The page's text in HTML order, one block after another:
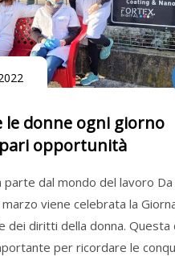
le donne ogni giorno
opportunità
parte dal mondo del lavoro
marzo viene celebrata la
dei diritti della donna. Questa
per ricordare le